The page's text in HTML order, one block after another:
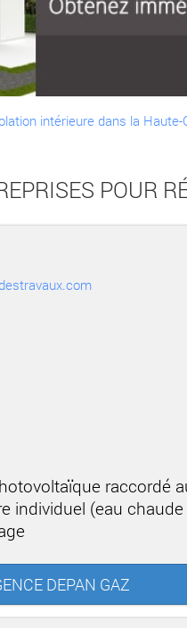
intérieure dans la Haute-
POUR
raccordé
individuel (eau
DEPAN GAZ